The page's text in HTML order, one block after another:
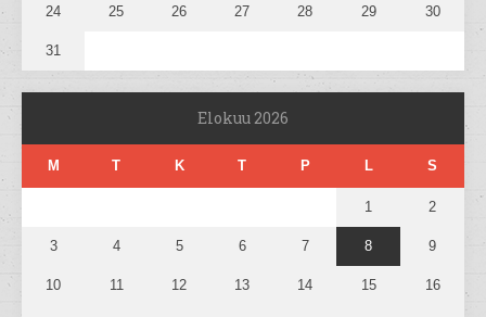
24 25 26 27 28 29 30
31
Elokuu 2026
M T K T P L S
1 2
3 4 5 6 7 8 9
10 11 12 13 14 15 16